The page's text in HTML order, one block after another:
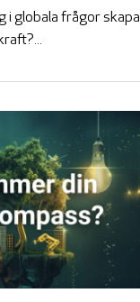
i globala frågor skapa